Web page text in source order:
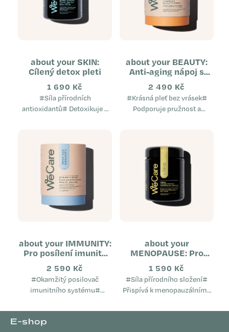
about your SKIN:
Cílený detox pleti
1 690 Kč
#Síla přírodních
antioxidantů# Detoxikuje a
vody v těle...
about your BEAUTY:
Anti-aging nápoj s
kolagenními peptidy
(tubus)
2 490 Kč
#Krásná pleť bez vrásek#
Podporuje pružnost a
buněk před...
about your IMMUNITY:
Pro posílení imunity
(tubus)
2 590 Kč
#Okamžitý posilovač
imunitního systému#
imunitního systému
Napomáhá při oslabení
about your
MENOPAUSE: Pro
zlepšení komfortu v
období menopauzy
1 590 Kč
#Síla přírodního složení#
Přispívá k menopauzálnímu
nehormonální Nezpůsobuje
E-shop